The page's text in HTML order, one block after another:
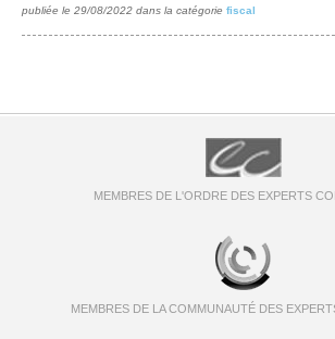
publiée le 29/08/2022 dans la catégorie fiscal
MEMBRES DE L'ORDRE DES EXPERTS
MEMBRES DE LA COMMUNAUTÉ DES